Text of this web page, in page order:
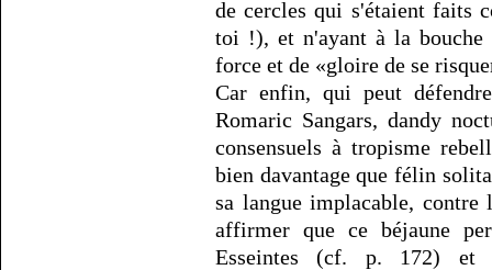
de cercles qui s'étaient faits
toi !), et n'ayant à la bouche
force et de «gloire de se
Car enfin, qui peut
Romaric Sangars, dandy
consensuels à tropisme
bien davantage que félin
sa langue implacable,
affirmer que ce béjaune
Esseintes (cf. p. 172) et